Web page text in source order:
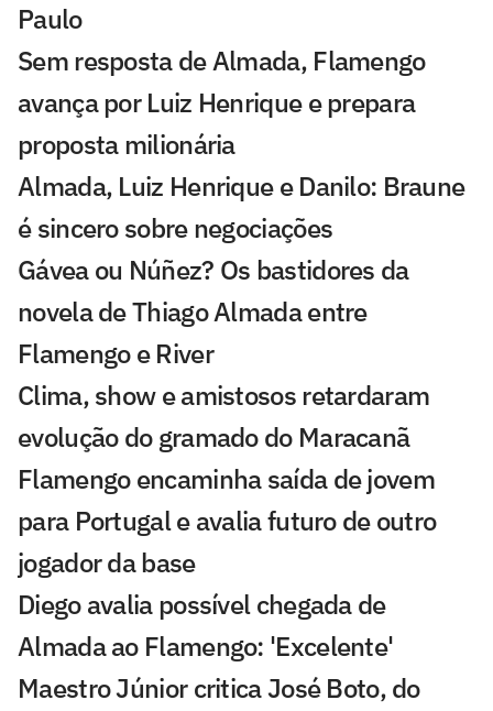
Paulo
Sem resposta de Almada, Flamengo
avança por Luiz Henrique e prepara
proposta milionária
Almada, Luiz Henrique e Danilo: Braune
é sincero sobre negociações
Gávea ou Núñez? Os bastidores da
novela de Thiago Almada entre
Flamengo e River
Clima, show e amistosos retardaram
evolução do gramado do Maracanã
Flamengo encaminha saída de jovem
para Portugal e avalia futuro de outro
jogador da base
Diego avalia possível chegada de
Almada ao Flamengo: 'Excelente'
Maestro Júnior critica José Boto, do